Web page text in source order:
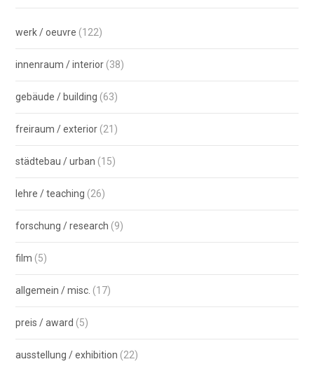
werk / oeuvre (122)
innenraum / interior (38)
gebäude / building (63)
freiraum / exterior (21)
städtebau / urban (15)
lehre / teaching (26)
forschung / research (9)
film (5)
allgemein / misc. (17)
preis / award (5)
ausstellung / exhibition (22)